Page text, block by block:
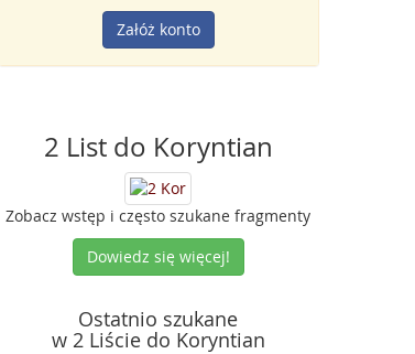
Załóż konto
2 List do Koryntian
Zobacz wstęp i często szukane fragmenty
Dowiedz się więcej!
Ostatnio szukane
w 2 Liście do Koryntian